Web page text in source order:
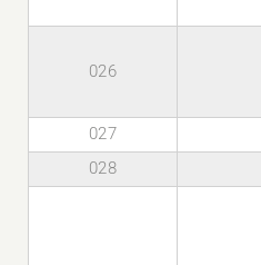
026
027
028